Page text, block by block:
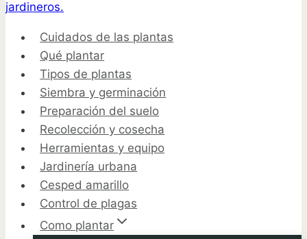
Cuidados de las plantas
Qué plantar
Tipos de plantas
Siembra y germinación
Preparación del suelo
Recolección y cosecha
Herramientas y equipo
Jardinería urbana
Cesped amarillo
Control de plagas
Como plantar